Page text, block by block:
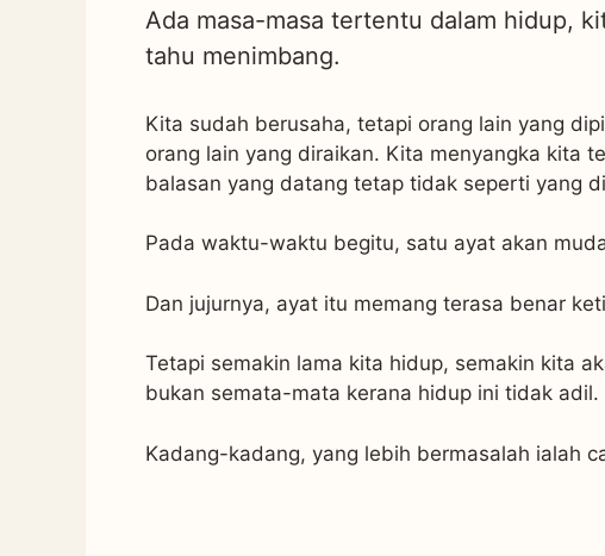
Ada masa-masa tertentu dalam hidup,
tahu menimbang.
Kita sudah berusaha, tetapi orang lain yang
orang lain yang diraikan. Kita menyangka kita
balasan yang datang tetap tidak seperti yang
Pada waktu-waktu begitu, satu ayat akan
Dan jujurnya, ayat itu memang terasa benar
Tetapi semakin lama kita hidup, semakin kita
bukan semata-mata kerana hidup ini tidak adil.
Kadang-kadang, yang lebih bermasalah ialah